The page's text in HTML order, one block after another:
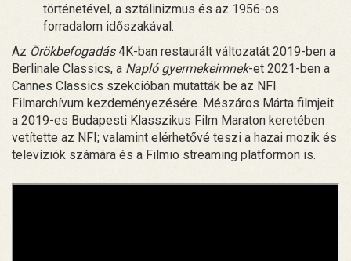
történetével, a sztálinizmus és az 1956-os
forradalom időszakával.
Az Örökbefogadás4K-ban restaurált változatát 2019-ben a
Berlinale Classics, a Napló gyermekeimnek-et 2021-ben a
Cannes Classics szekcióban mutatták be az NFI
Filmarchívum kezdeményezésére. Mészáros Márta filmjeit
a 2019-es Budapesti Klasszikus Film Maraton keretében
vetítette az NFI; valamint elérhetővé teszi a hazai mozik és
televíziók számára és a Filmio streaming platformon is.